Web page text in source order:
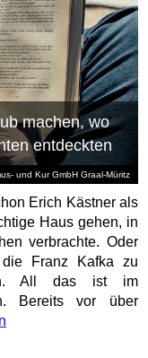
und Kur GmbH Graal-Müritz
machen, wo
entdeckten
Erich Kästner als
Haus gehen, in
verbrachte. Oder
Franz Kafka zu
All das ist im
Bereits vor über